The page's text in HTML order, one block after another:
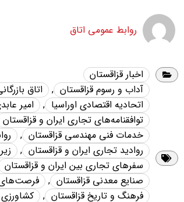
روابط عمومی اتاق
اخبار قزاقستان
آداب و رسوم قزاقستان , اتاق
اتحادیه اقتصادی اوراسیا , امیر
توافقنامه‌های تجاری ایران و قزاقستان
خدمات فنی مهندسی قزاقستان ,
روادید تجاری ایران و قزاقستان ,
سفرهای تجاری بین ایران و قزاقستان
صنایع معدنی قزاقستان , فرصت‌های
فرهنگ و تاریخ قزاقستان ,